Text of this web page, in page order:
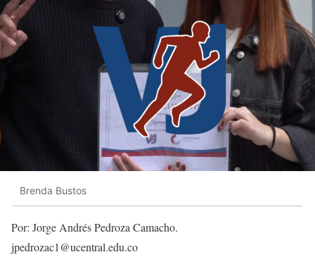
Brenda Bustos
Por: Jorge Andrés Pedroza Camacho.
jpedrozac1@ucentral.edu.co